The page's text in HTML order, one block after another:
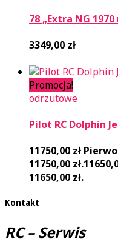
78 „Extra NG
3349,00 zł
Promocja!
odrzutowe
Pilot RC Dolphin
11750,00zł
11750,00 zł.
11650,00 zł.
Kontakt
RC – Serwis